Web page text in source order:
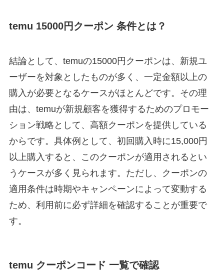
temu 15000円クーポン 条件とは？
結論として、temuの15000円クーポンは、新規ユ
ーザーを対象としたものが多く、一定金額以上の
購入が必要となるケースがほとんどです。その理
由は、temuが新規顧客を獲得するためのプロモー
ション戦略として、高額クーポンを提供している
からです。具体例として、初回購入時に15,000円
以上購入すると、このクーポンが適用されるとい
うケースが多く見られます。ただし、クーポンの
適用条件は時期やキャンペーンによって変動する
ため、利用前に必ず詳細を確認することが重要で
す。
temu クーポンコード 一覧で確認